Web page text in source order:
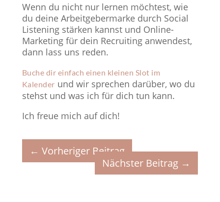
Wenn du nicht nur lernen möchtest, wie
du deine Arbeitgebermarke durch Social
Listening stärken kannst und Online-
Marketing für dein Recruiting anwendest,
dann lass uns reden.
Buche dir einfach einen kleinen Slot im
Kalender und wir sprechen darüber, wo du
stehst und was ich für dich tun kann.
Ich freue mich auf dich!
← Vorheriger Beitrag
Nächster Beitrag →